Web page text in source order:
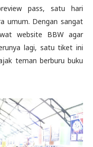
pass, satu hari
umum. Dengan sangat
website BBW agar
lagi, satu tiket ini
teman berburu buku